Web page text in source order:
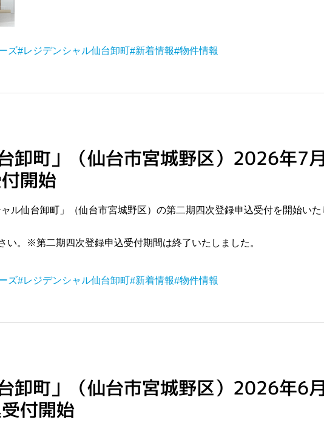
ズ レジデンシャル仙台卸町 新着情報 物件情報
卸町」（仙台市宮城野区）2026年7
開始
ル仙台卸町」（仙台市宮城野区）の第二期四次登録申込受付を開始いた
い。※第二期四次登録申込受付期間は終了いたしました。
ズ レジデンシャル仙台卸町 新着情報 物件情報
卸町」（仙台市宮城野区）2026年6
付開始